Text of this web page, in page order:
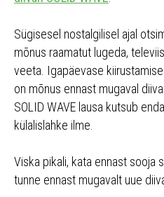
Sügisesel nostalgilisel ajal
mõnus raamatut lugeda,
veeta. Igapäevase
on mõnus ennast mugaval
SOLID WAVE lausa kutsub
külalislahke ilme.
Viska pikali, kata ennast sooja
tunne ennast mugavalt uue